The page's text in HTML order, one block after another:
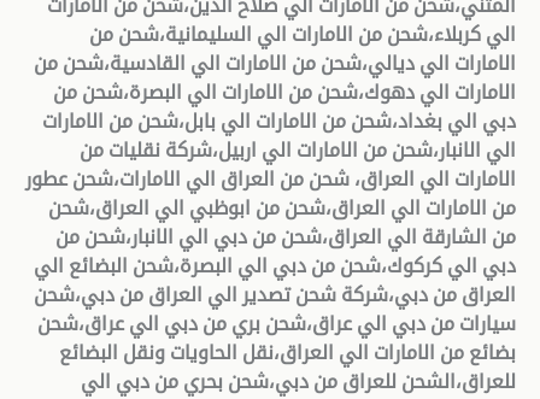
المثني،شحن من الامارات الي صلاح الدين،شحن من الامارات
الي كربلاء،شحن من الامارات الي السليمانية،شحن من
الامارات الي ديالي،شحن من الامارات الي القادسية،شحن من
الامارات الي دهوك،شحن من الامارات الي البصرة،شحن من
دبي الي بغداد،شحن من الامارات الي بابل،شحن من الامارات
الي الانبار،شحن من الامارات الي اربيل،شركة نقليات من
الامارات الي العراق، شحن من العراق الي الامارات،شحن عطور
من الامارات الي العراق،شحن من ابوظبي الي العراق،شحن
من الشارقة الي العراق،شحن من دبي الي الانبار،شحن من
دبي الي كركوك،شحن من دبي الي البصرة،شحن البضائع الي
العراق من دبي،شركة شحن تصدير الي العراق من دبي،شحن
سيارات من دبي الي عراق،شحن بري من دبي الي عراق،شحن
بضائع من الامارات الي العراق،نقل الحاويات ونقل البضائع
للعراق،الشحن للعراق من دبي،شحن بحري من دبي الي